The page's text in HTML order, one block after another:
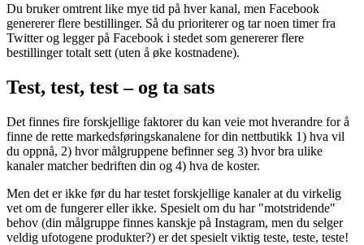
Du bruker omtrent like mye tid på hver kanal, men Facebook
genererer flere bestillinger. Så du prioriterer og tar noen timer fra
Twitter og legger på Facebook i stedet som genererer flere
bestillinger totalt sett (uten å øke kostnadene).
Test, test, test – og ta sats
Det finnes fire forskjellige faktorer du kan veie mot hverandre for å
finne de rette markedsføringskanalene for din nettbutikk 1) hva vil
du oppnå, 2) hvor målgruppene befinner seg 3) hvor bra ulike
kanaler matcher bedriften din og 4) hva de koster.
Men det er ikke før du har testet forskjellige kanaler at du virkelig
vet om de fungerer eller ikke. Spesielt om du har "motstridende"
behov (din målgruppe finnes kanskje på Instagram, men du selger
veldig ufotogene produkter?) er det spesielt viktig teste, teste, teste!